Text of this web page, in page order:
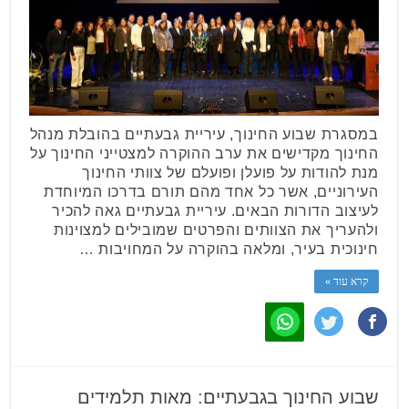
במסגרת שבוע החינוך, עיריית גבעתיים בהובלת מנהל
החינוך מקדישים את ערב ההוקרה למצטייני החינוך על
מנת להודות על פועלן ופועלם של צוותי החינוך
העירוניים, אשר כל אחד מהם תורם בדרכו המיוחדת
לעיצוב הדורות הבאים. עיריית גבעתיים גאה להכיר
ולהעריך את הצוותים והפרטים שמובילים למצוינות
חינוכית בעיר, ומלאה בהוקרה על המחויבות …
קרא עוד »
שבוע החינוך בגבעתיים: מאות תלמידים